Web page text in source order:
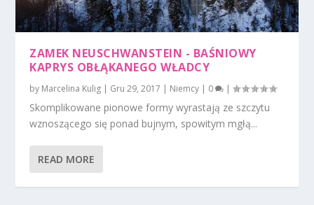
ZAMEK NEUSCHWANSTEIN - BAŚNIOWY
KAPRYS OBŁĄKANEGO WŁADCY
by Marcelina Kulig | Gru 29, 2017 | Niemcy | 0 |
Skomplikowane pionowe formy wyrastają ze szczytu
wznoszącego się ponad bujnym, spowitym mgłą...
READ MORE